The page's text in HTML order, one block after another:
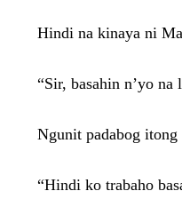
Hindi na kinaya ni
“Sir, basahin n’yo
Ngunit padabog
“Hindi ko trabaho